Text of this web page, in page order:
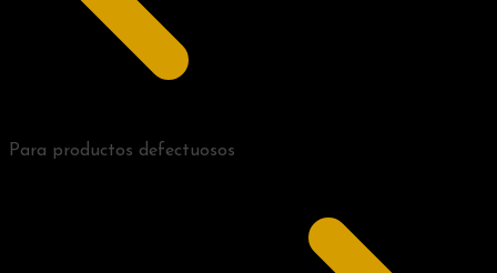
Para productos defectuosos